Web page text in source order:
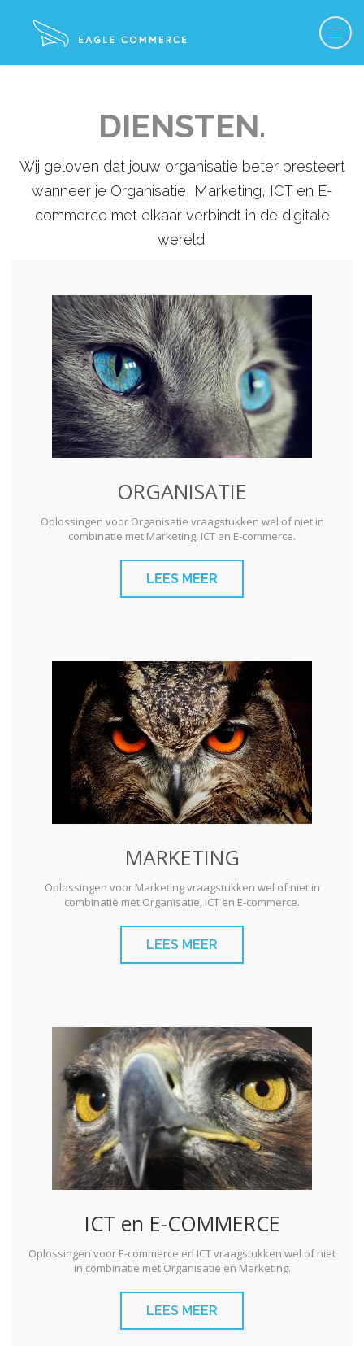
DIENSTEN.
Wij geloven dat jouw organisatie beter presteert
wanneer je Organisatie, Marketing, ICT en E-
commerce met elkaar verbindt in de digitale
wereld.
ORGANISATIE
Oplossingen voor Organisatie vraagstukken wel of niet in
combinatie met Marketing, ICT en E-commerce.
LEES MEER
MARKETING
Oplossingen voor Marketing vraagstukken wel of niet in
combinatie met Organisatie, ICT en E-commerce.
LEES MEER
ICT en E-COMMERCE
Oplossingen voor E-commerce en ICT vraagstukken wel of niet
in combinatie met Organisatie en Marketing.
LEES MEER